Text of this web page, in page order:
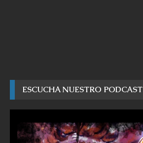
ESCUCHA NUESTRO PODCAST